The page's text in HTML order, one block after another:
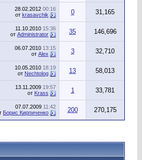
28.02.2012 00:16
от krasavchik 0 31,165
11.10.2010 15:36
от Administrator 35 146,696
06.07.2010 13:15
от Alex 3 32,710
10.05.2010 18:19
от Nechtolog 13 58,013
13.11.2009 19:57
от Krass 1 33,781
07.07.2009 11:42
Борис Кирпиченко 200 270,175